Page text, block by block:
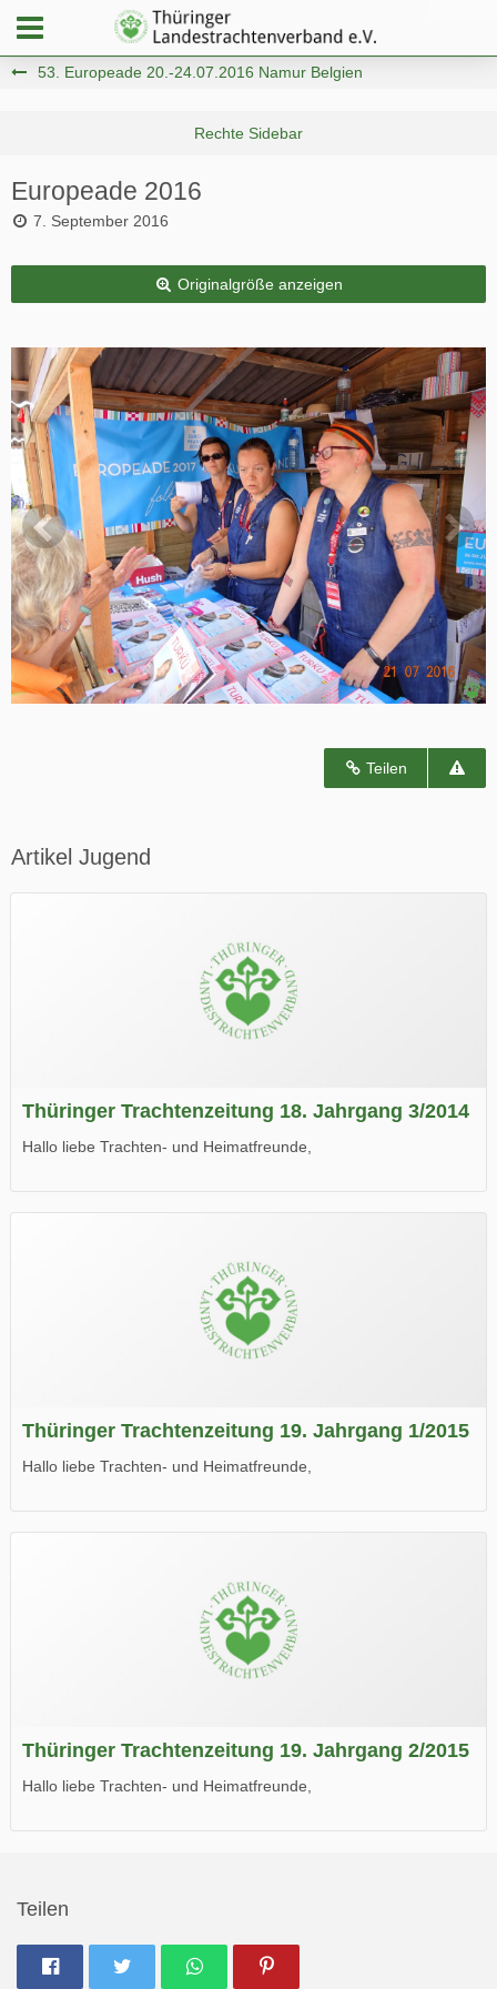
53. Europeade 20.-24.07.2016 Namur Belgien
Europeade 2016
7. September 2016
Originalgröße anzeigen
Teilen
Artikel Jugend
Thüringer Trachtenzeitung 18. Jahrgang 3/2014
Hallo liebe Trachten- und Heimatfreunde,
Wir wünschen Euch viel Spaß beim Lesen.
Thüringer Trachtenzeitung 19. Jahrgang 1/2015
Hallo liebe Trachten- und Heimatfreunde,
Wir wünschen Euch viel Spaß beim Lesen.
Thüringer Trachtenzeitung 19. Jahrgang 2/2015
Hallo liebe Trachten- und Heimatfreunde,
Teilen